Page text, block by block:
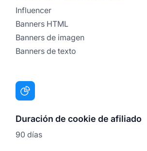
Influencer
Banners HTML
Banners de imagen
Banners de texto
Duración de cookie de afiliado
90 días